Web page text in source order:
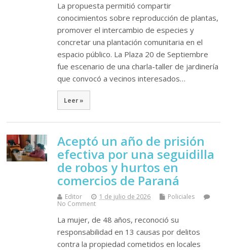
La propuesta permitió compartir
conocimientos sobre reproducción de plantas,
promover el intercambio de especies y
concretar una plantación comunitaria en el
espacio público. La Plaza 20 de Septiembre
fue escenario de una charla-taller de jardinería
que convocó a vecinos interesados…
Leer »
Aceptó un año de prisión
efectiva por una seguidilla
de robos y hurtos en
comercios de Paraná
Editor 1 de julio de 2026
Policiales
No Comment
La mujer, de 48 años, reconoció su
responsabilidad en 13 causas por delitos
contra la propiedad cometidos en locales